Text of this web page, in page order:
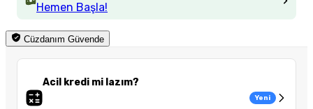
Hemen Başla!
Cüzdanım Güvende
Acil kredi mi lazım?
Yeni